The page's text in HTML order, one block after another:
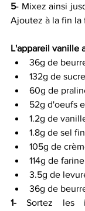
5- Mixez ainsi
Ajoutez à la fin la
L'appareil vanille
36g de
132g de sucre
60g de
52g d'oeufs
1.2g de
1.8g de sel fin
105g de
114g de
3.5g de
36g de
1- Sortez les